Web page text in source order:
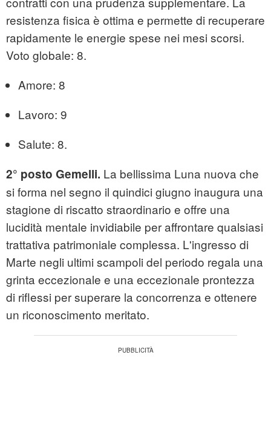
resistenza fisica è ottima e permette di recuperare
rapidamente le energie spese nei mesi scorsi.
Voto globale: 8.
Amore: 8
Lavoro: 9
Salute: 8.
2° posto Gemelli. La bellissima Luna nuova che
si forma nel segno il quindici giugno inaugura una
stagione di riscatto straordinario e offre una
lucidità mentale invidiabile per affrontare qualsiasi
trattativa patrimoniale complessa. L'ingresso di
Marte negli ultimi scampoli del periodo regala una
grinta eccezionale e una eccezionale prontezza
di riflessi per superare la concorrenza e ottenere
un riconoscimento meritato.